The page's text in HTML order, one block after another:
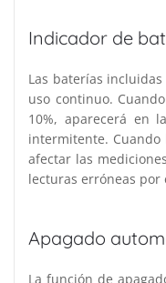
Indicador de
Las baterías
uso continuo.
10%, aparecerá en
intermitente.
afectar las
lecturas erróneas por
Apagado
La función de